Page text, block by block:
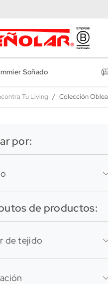
Soñado
Tu Living Colección Oblea
por:
Gs. 4.070.000
de productos:
de tejido